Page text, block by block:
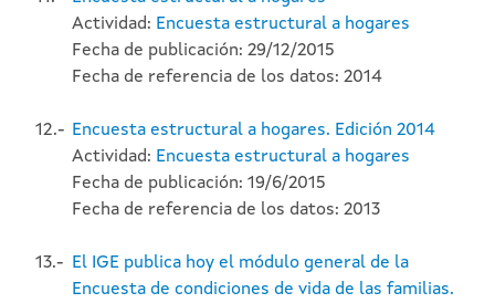
Actividad: Encuesta estructural a hogares
Fecha de publicación: 29/12/2015
Fecha de referencia de los datos: 2014
12.- Encuesta estructural a hogares. Edición 2014
Actividad: Encuesta estructural a hogares
Fecha de publicación: 19/6/2015
Fecha de referencia de los datos: 2013
13.- El IGE publica hoy el módulo general de la
Encuesta de condiciones de vida de las familias.